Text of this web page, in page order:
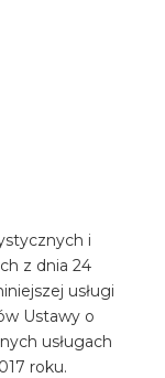
i
z dnia 24
usługi
Ustawy o
usługach
roku.